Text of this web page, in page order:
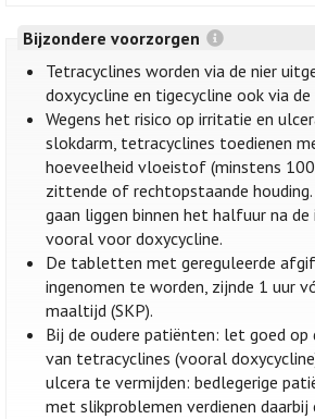
Bijzondere voorzorgen
Tetracyclines worden via de nier
doxycycline en tigecycline ook via de
Wegens het risico op irritatie en
slokdarm, tetracyclines toedienen
hoeveelheid vloeistof (minstens
zittende of rechtopstaande
gaan liggen binnen het halfuur na
vooral voor doxycycline.
De tabletten met gereguleerde
ingenomen te worden, zijnde 1 uur
maaltijd (SKP).
Bij de oudere patiënten: let goed op
van tetracyclines (vooral
ulcera te vermijden: bedlegerige
met slikproblemen verdienen daarbij